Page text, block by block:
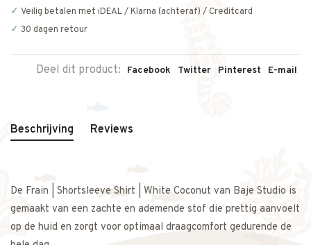
Veilig betalen met iDEAL / Klarna (achteraf) / Creditcard
30 dagen retour
Deel dit product: Facebook Twitter Pinterest E-mail
Beschrijving Reviews
De Frain | Shortsleeve Shirt | White Coconut van Baje Studio is
gemaakt van een zachte en ademende stof die prettig aanvoelt
op de huid en zorgt voor optimaal draagcomfort gedurende de